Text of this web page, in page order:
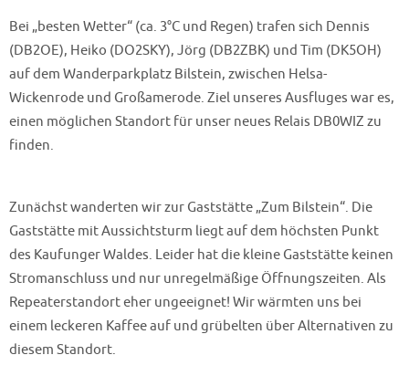
Bei „besten Wetter“ (ca. 3°C und Regen) trafen sich Dennis
(DB2OE), Heiko (DO2SKY), Jörg (DB2ZBK) und Tim (DK5OH)
auf dem Wanderparkplatz Bilstein, zwischen Helsa-
Wickenrode und Großamerode. Ziel unseres Ausfluges war es,
einen möglichen Standort für unser neues Relais DB0WIZ zu
finden.
Zunächst wanderten wir zur Gaststätte „Zum Bilstein“. Die
Gaststätte mit Aussichtsturm liegt auf dem höchsten Punkt
des Kaufunger Waldes. Leider hat die kleine Gaststätte keinen
Stromanschluss und nur unregelmäßige Öffnungszeiten. Als
Repeaterstandort eher ungeeignet! Wir wärmten uns bei
einem leckeren Kaffee auf und grübelten über Alternativen zu
diesem Standort.